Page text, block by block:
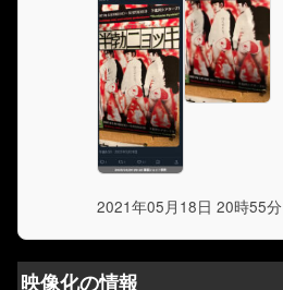
2021年05月18日 20時55分
映像化の情報